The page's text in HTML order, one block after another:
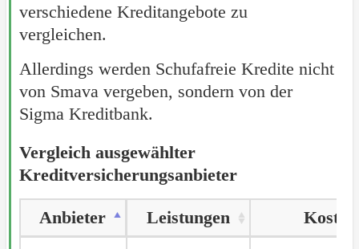
verschiedene Kreditangebote zu
vergleichen.
Allerdings werden Schufafreie Kredite nicht
von Smava vergeben, sondern von der
Sigma Kreditbank.
Vergleich ausgewählter
Kreditversicherungsanbieter
Anbieter Leistungen
Kosten
Anbieter